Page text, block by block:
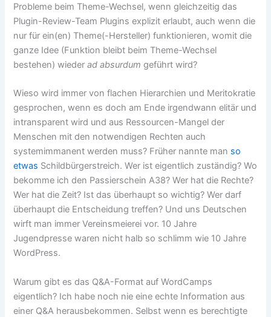
Probleme beim Theme-Wechsel, wenn gleichzeitig das
Plugin-Review-Team Plugins explizit erlaubt, auch wenn die
nur für ein(en) Theme(-Hersteller) funktionieren, womit die
ganze Idee (Funktion bleibt beim Theme-Wechsel
bestehen) wiederad absurdum geführt wird?
Wieso wird immer von flachen Hierarchien und Meritokratie
gesprochen, wenn es doch am Ende irgendwann elitär und
intransparent wird und aus Ressourcen-Mangel der
Menschen mit den notwendigen Rechten auch
systemimmanent werden muss? Früher nannte man so
etwas Schildbürgerstreich. Wer ist eigentlich zuständig? Wo
bekomme ich den Passierschein A38? Wer hat die Rechte?
Wer hat die Zeit? Ist das überhaupt so wichtig? Wer darf
überhaupt die Entscheidung treffen? Und uns Deutschen
wirft man immer Vereinsmeierei vor. 10 Jahre
Jugendpresse waren nicht halb so schlimm wie 10 Jahre
WordPress.
Warum gibt es das Q&A-Format auf WordCamps
eigentlich? Ich habe noch nie eine echte Information aus
einer Q&A herausbekommen. Selbst wenn es berechtigte